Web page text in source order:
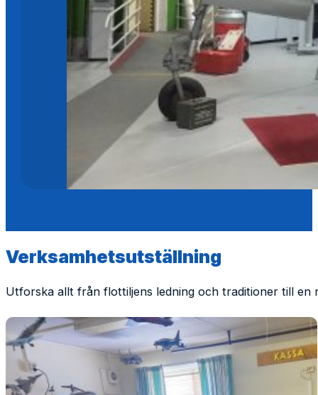
Verksamhetsutställning
Utforska allt från flottiljens ledning och traditioner till